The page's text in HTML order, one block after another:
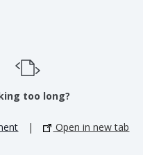
too long?
| Open in new tab